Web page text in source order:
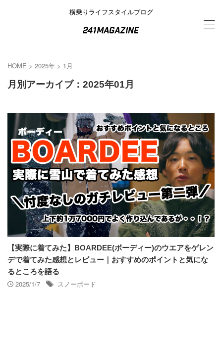
横乗りライフスタイルブログ
HOME > 2025年 > 1月
月別アーカイブ：2025年01月
【実際に着てみた】BOARDEE(ボーディー)のウエアをゲレン
デで着てみた感想とレビュー｜おすすめのポイントと気にな
るところを語る
2025/1/7 スノーボード